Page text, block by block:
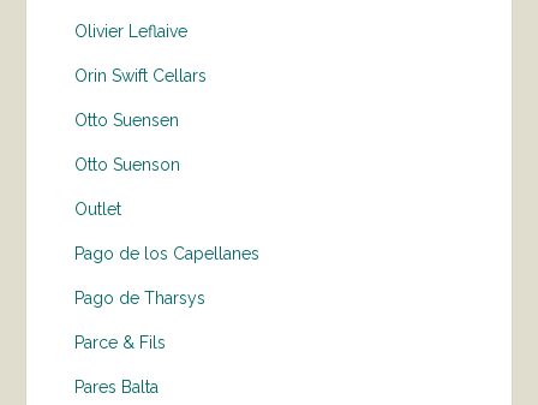
Olivier Leflaive
Orin Swift Cellars
Otto Suensen
Otto Suenson
Outlet
Pago de los Capellanes
Pago de Tharsys
Parce & Fils
Pares Balta